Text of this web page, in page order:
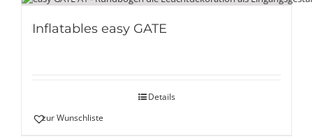
Inflatables easy GATE
Details
zur Wunschliste